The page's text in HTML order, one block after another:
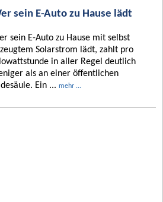
sein E-Auto zu Hause lädt
sein E-Auto zu Hause mit selbst
Solarstrom lädt, zahlt pro
in aller Regel deutlich
als an einer öffentlichen
Ein ... mehr ...